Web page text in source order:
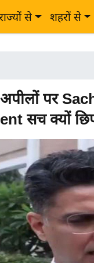
से शहरों से
पर
सच क्यों